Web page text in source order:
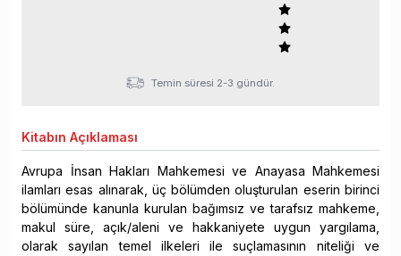
Temin süresi 2-3 gündür.
Kitabın Açıklaması
Avrupa İnsan Hakları Mahkemesi ve Anayasa Mahkemesi
ilamları esas alınarak, üç bölümden oluşturulan eserin birinci
bölümünde kanunla kurulan bağımsız ve tarafsız mahkeme,
makul süre, açık/aleni ve hakkaniyete uygun yargılama,
olarak sayılan temel ilkeleri ile suçlamasının niteliği ve